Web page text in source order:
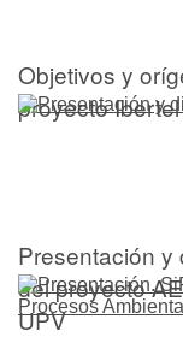
Objetivos y
proyecto Ibertel
Presentación y
del proyecto
UPV